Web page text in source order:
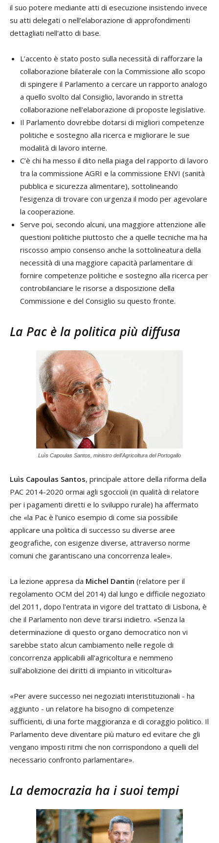
il suo potere mediante atti di esecuzione insistendo invece
su atti delegati o nell’elaborazione di approfondimenti
dettagliati nell'atto di base.
L’accento è stato posto sulla necessità di rafforzare la
collaborazione bilaterale con la Commissione allo scopo
di spingere il Parlamento a cercare un rapporto analogo
a quello svolto dal Consiglio, lavorando in stretta
collaborazione nell'elaborazione di proposte legislative.
Il Parlamento dovrebbe dotarsi di migliori competenze
politiche e sostegno alla ricerca e migliorare le sue
modalità di lavoro interne.
C’è chi ha messo il dito nella piaga del rapporto di lavoro
tra la commissione AGRI e la commissione ENVI (sanità
pubblica e sicurezza alimentare), sottolineando
l’esigenza di trovare con urgenza il modo per agevolare
la cooperazione.
Serve poi, secondo alcuni, una maggiore attenzione alle
questioni politiche piuttosto che a quelle tecniche ma ha
riscosso ampio consenso anche la sottolineatura della
necessità di una maggiore capacità parlamentare di
fornire competenze politiche e sostegno alla ricerca per
controbilanciare le risorse a disposizione della
Commissione e del Consiglio su questo fronte.
La Pac è la politica più diffusa
Luìs Capoulas Santos, ministro dell'Agricoltura del Portogallo
Luìs Capoulas Santos, principale attore della riforma della
PAC 2014-2020 ormai agli sgoccioli (in qualità di relatore
per i pagamenti diretti e lo sviluppo rurale) ha affermato
che «la Pac è l’unico esempio di come sia possibile
applicare una politica di successo su diverse aree
geografiche, con esigenze diverse, attraverso norme
comuni che garantiscano una concorrenza leale».
La lezione appresa da Michel Dantin (relatore per il
regolamento OCM del 2014) dal lungo e difficile negoziato
del 2011, dopo l'entrata in vigore del trattato di Lisbona, è
che il Parlamento non deve tirarsi indietro. «Senza la
determinazione di questo organo democratico non vi
sarebbe stato alcun cambiamento nelle regole di
concorrenza applicabili all'agricoltura e nemmeno
sull’abolizione dei diritti di impianto in viticoltura»
«Per avere successo nei negoziati interistituzionali - ha
aggiunto - un relatore ha bisogno di competenze
sufficienti, di una forte maggioranza e di coraggio politico. Il
Parlamento deve diventare più maturo ed evitare che gli
vengano imposti ritmi che non corrispondono a quelli del
necessario confronto parlamentare».
La democrazia ha i suoi tempi